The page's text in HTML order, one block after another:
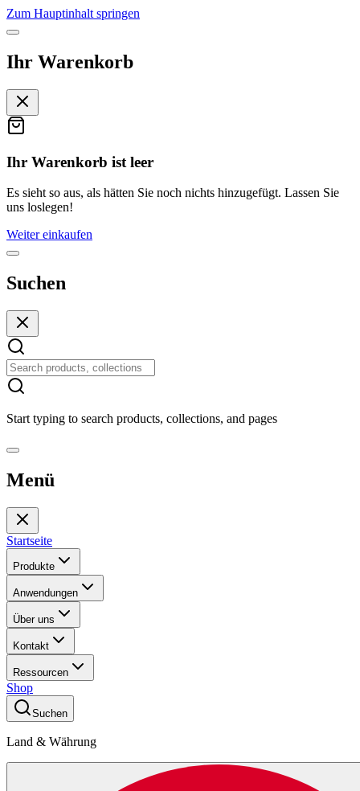
Zum Hauptinhalt springen
Ihr Warenkorb
Ihr Warenkorb ist leer
Es sieht so aus, als hätten Sie noch nichts hinzugefügt. Lassen Sie
uns loslegen!
Weiter einkaufen
Suchen
Start typing to search products, collections, and pages
Menü
Startseite
Produkte
Anwendungen
Über uns
Kontakt
Ressourcen
Shop
Suchen
Land & Währung